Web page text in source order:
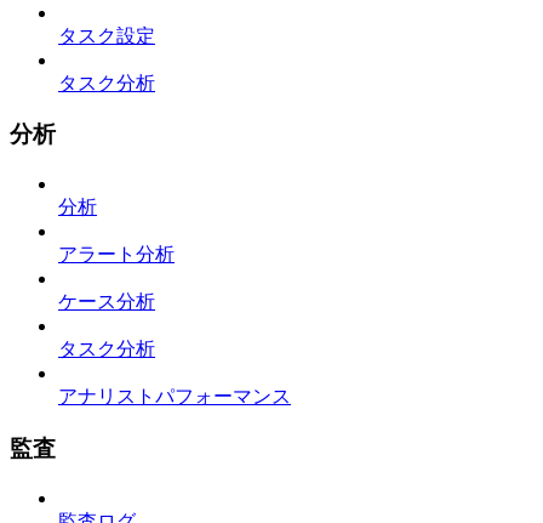
タスク設定
タスク分析
分析
分析
アラート分析
ケース分析
タスク分析
アナリストパフォーマンス
監査